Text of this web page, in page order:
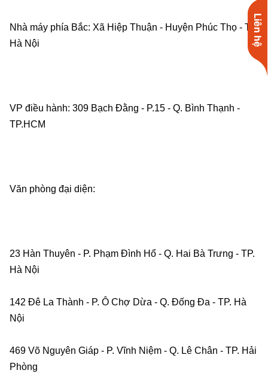
Liên hệ
Nhà máy phía Bắc: Xã Hiệp Thuận - Huyện Phúc Thọ - TP.
Hà Nội
VP điều hành: 309 Bạch Đằng - P.15 - Q. Bình Thạnh -
TP.HCM
Văn phòng đại diện:
23 Hàn Thuyên - P. Phạm Đình Hổ - Q. Hai Bà Trưng - TP.
Hà Nội
142 Đê La Thành - P. Ô Chợ Dừa - Q. Đống Đa - TP. Hà
Nội
469 Võ Nguyên Giáp - P. Vĩnh Niệm - Q. Lê Chân - TP. Hải
Phòng